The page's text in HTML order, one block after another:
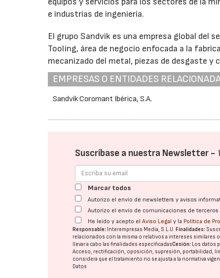
e industrias de ingeniería.
El grupo Sandvik es una empresa global del
Tooling, área de negocio enfocada a la
mecanizado del metal, piezas de desgaste y
EMPRESAS O ENTIDADES
Sandvik Coromant Ibérica, S.A.
Suscríbase a nuestra Newsletter -
Marcar todos
Autorizo el envío de newsletters y avisos
Autorizo el envío de comunicaciones de
He leído y acepto elAviso Legal y la Política de
Responsable: Interempresas Media, S.L.U.Finalidades:
relacionados con la misma o relativos a intereses similares
llevar a cabo las finalidades especificadasCesión: Los datos
Acceso, rectificación, oposición, supresión, portabilidad,
considera que el tratamiento no se ajusta a la normativa
Datos